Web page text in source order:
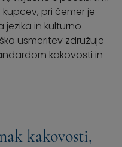
pri čemer je
in kulturno
usmeritev združuje
kakovosti in
kakovosti,